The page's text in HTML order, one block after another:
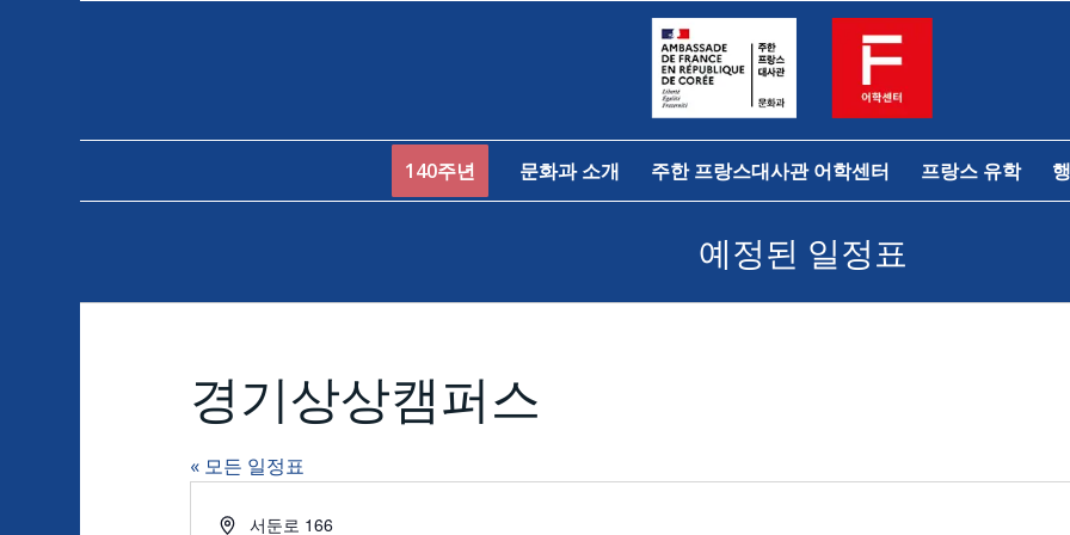
140주년 문화과 소개 주한 프랑스대사관 어학센터 프랑스 유학
예정된 일정표
경기상상캠퍼스
« 모든 일정표
Address서둔로 166